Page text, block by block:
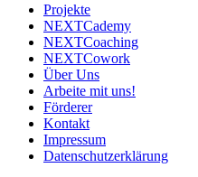
Projekte
NEXTCademy
NEXTCoaching
NEXTCowork
Über Uns
Arbeite mit uns!
Förderer
Kontakt
Impressum
Datenschutzerklärung